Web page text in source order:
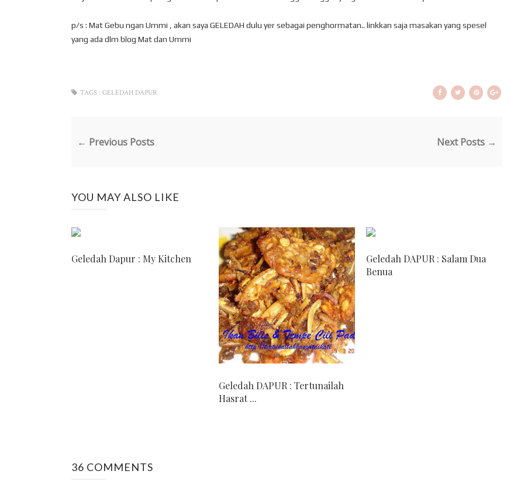
p/s : Mat Gebu ngan Ummi , akan saya GELEDAH dulu yer sebagai penghormatan.. linkkan saja masakan yang spesel
yang ada dlm blog Mat dan Ummi
TAGS : GELEDAH DAPUR
← Previous Posts Next Posts →
YOU MAY ALSO LIKE
Geledah Dapur : My Kitchen
Geledah DAPUR : Tertunailah
Hasrat ...
Geledah DAPUR : Salam Dua
Benua
36 COMMENTS